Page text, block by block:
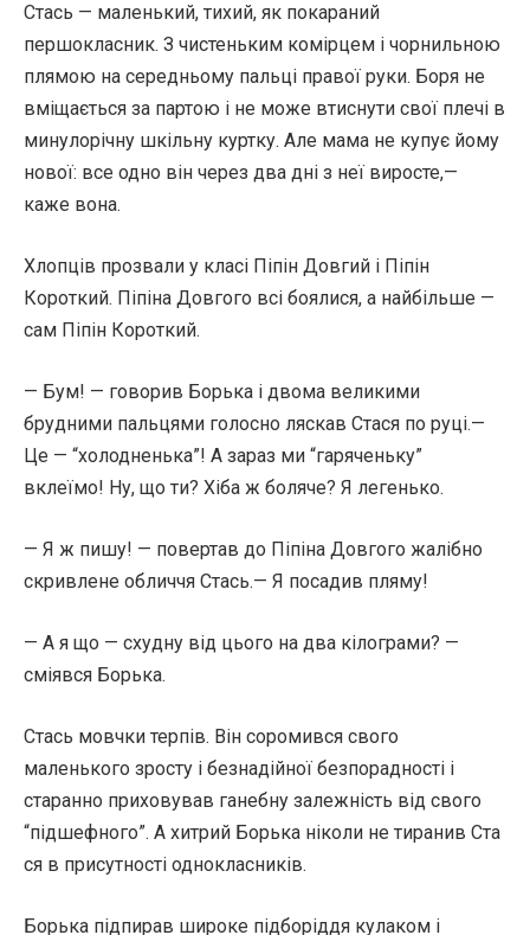
Стась — маленький, тихий, як покараний
першокласник. З чистеньким комірцем і чорнильною
плямою на середньому пальці правої руки. Боря не
вміщається за партою і не може втиснути свої плечі в
минулорічну шкільну куртку. Але мама не купує йому
нової: все одно він через два дні з неї виросте,—
каже вона.
Хлопців прозвали у класі Піпін Довгий і Піпін
Короткий. Піпіна Довгого всі боялися, а найбільше —
сам Піпін Короткий.
— Бум! — говорив Борька і двома великими
брудними пальцями голосно ляскав Стася по руці.—
Це — “холодненька”! А зараз ми “гаряченьку”
вклеїмо! Ну, що ти? Хіба ж боляче? Я легенько.
— Я ж пишу! — повертав до Піпіна Довгого жалібно
скривлене обличчя Стась.— Я посадив пляму!
— А я що — схудну від цього на два кілограми? —
сміявся Борька.
Стась мовчки терпів. Він соромився свого
маленького зросту і безнадійної безпорадності і
старанно приховував ганебну залежність від свого
“підшефного”. А хитрий Борька ніколи не тиранив Ста
ся в присутності однокласників.
Борька підпирав широке підборіддя кулаком і